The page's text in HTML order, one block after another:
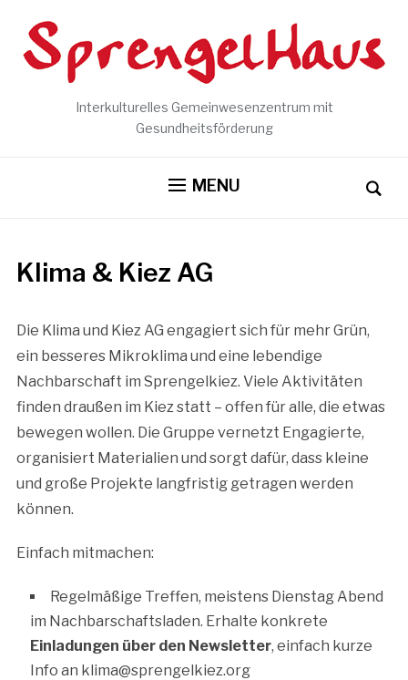
Interkulturelles Gemeinwesenzentrum mit
Gesundheitsförderung
MENU
Klima & Kiez AG
Die Klima und Kiez AG engagiert sich für mehr Grün,
ein besseres Mikroklima und eine lebendige
Nachbarschaft im Sprengelkiez. Viele Aktivitäten
finden draußen im Kiez statt – offen für alle, die etwas
bewegen wollen. Die Gruppe vernetzt Engagierte,
organisiert Materialien und sorgt dafür, dass kleine
und große Projekte langfristig getragen werden
können.
Einfach mitmachen:
Regelmäßige Treffen, meistens Dienstag Abend
im Nachbarschaftsladen. Erhalte konkrete
Einladungen über den Newsletter, einfach kurze
Info an klima@sprengelkiez.org